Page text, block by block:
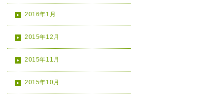
2016年1月
2015年12月
2015年11月
2015年10月